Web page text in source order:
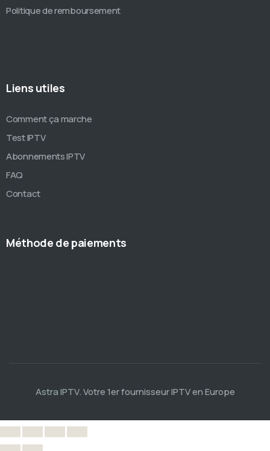
Politique de remboursement
Liens utiles
Comment ça marche
Test IPTV
Abonnements IPTV
FAQ
Contact
Méthode de paiements
Astra IPTV. Votre 1er fournisseur IPTV en Europe